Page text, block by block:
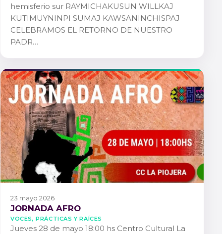
hemisferio sur RAYMICHAKUSUN WILLKAJ
KUTIMUYNINPI SUMAJ KAWSANINCHISPAJ
CELEBRAMOS EL RETORNO DE NUESTRO
PADR…
23 mayo 2026
JORNADA AFRO
Voces, Prácticas y Raíces
Jueves 28 de mayo 18:00 hs Centro Cultural La